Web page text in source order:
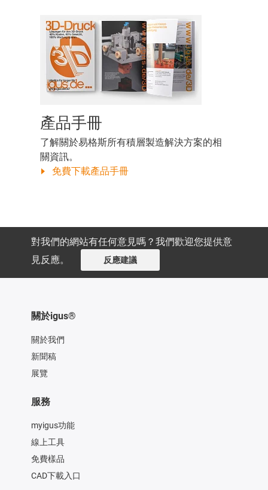
產品手冊
了解關於易格斯所有積層製造解決方案的相
關資訊。
免費下載產品手冊
對我們的網站有任何意見嗎？我們歡迎您提供意
見反應。
反應建議
關於igus®
關於我們
新聞稿
展覽
服務
myigus功能
線上工具
免費樣品
CAD下載入口